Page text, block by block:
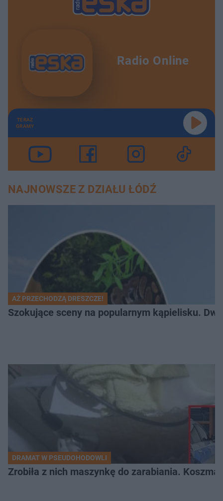
Radio Online
TERAZ
GRAMY
NAJNOWSZE Z DZIAŁU ŁÓDŹ
AŻ PRZECHODZĄ DRESZCZE!
Szokujące sceny na popularnym kąpielisku.
DRAMAT W PSEUDOHODOWLI
Zrobiła z nich maszynkę do zarabiania.